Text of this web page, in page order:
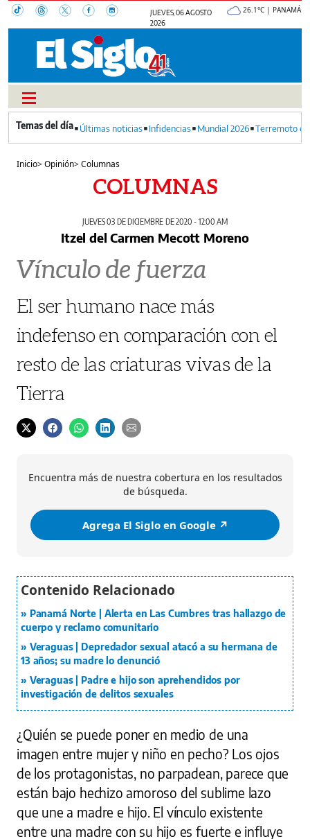
JUEVES, 06 AGOSTO
2026
26.1°C | PANAMÁ
Últimas noticias Infidencias Mundial 2026 Terremoto
Inicio>Opinión>Columnas
COLUMNAS
JUEVES 03 DE DICIEMBRE DE 2020 - 12:00 AM
Itzel del Carmen Mecott Moreno
Vínculo de fuerza
El ser humano nace más
indefenso en comparación con el
resto de las criaturas vivas de la
Tierra
Encuentra más de nuestra cobertura en los resultados
de búsqueda.
Agrega El Siglo en Google ↗️
Panamá Norte | Alerta en Las Cumbres tras hallazgo de
cuerpo y reclamo comunitario
Veraguas | Depredador sexual atacó a su hermana de
13 años; su madre lo denunció
Veraguas | Padre e hijo son aprehendidos por
investigación de delitos sexuales
¿Quién se puede poner en medio de una
imagen entre mujer y niño en pecho? Los ojos
de los protagonistas, no parpadean, parece que
están bajo hechizo amoroso del sublime lazo
que une a madre e hijo. El vínculo existente
entre una madre con su hijo es fuerte e influye